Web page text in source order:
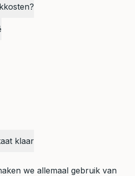
klaar
we allemaal gebruik van